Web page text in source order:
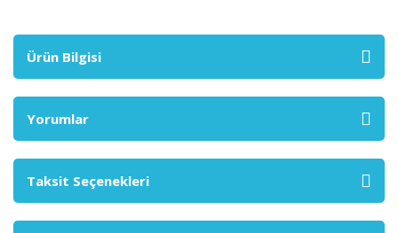
Ürün Bilgisi
Yorumlar
Taksit Seçenekleri